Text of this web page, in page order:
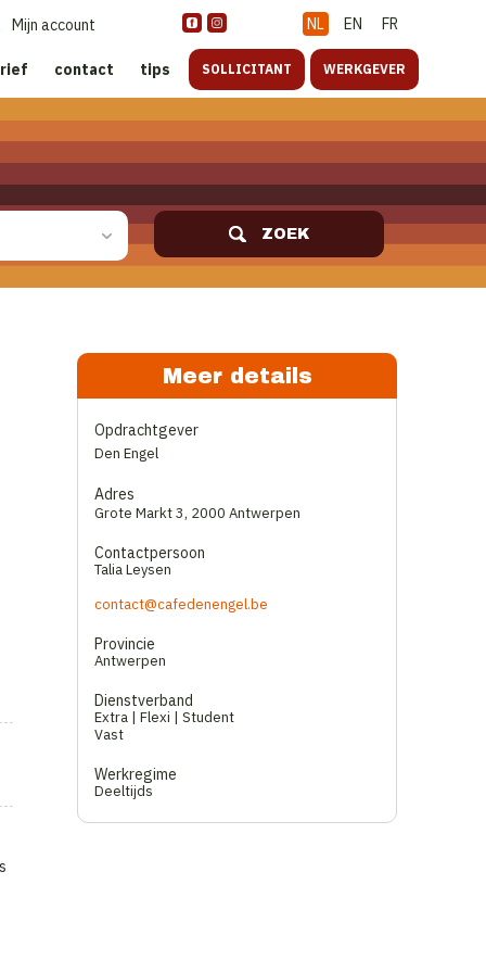
NL EN FR
Mijn account
contact tips SOLLICITANT WERKGEVER
ZOEK
Meer details
Opdrachtgever
Den Engel
Adres
Grote Markt 3, 2000 Antwerpen
Contactpersoon
Talia Leysen
contact@cafedenengel.be
Provincie
Antwerpen
Dienstverband
Extra | Flexi | Student
Vast
Werkregime
Deeltijds